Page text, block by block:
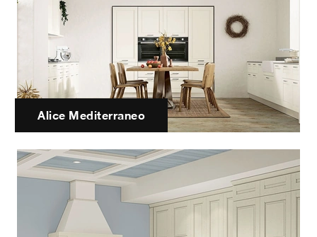
Alice Mediterraneo